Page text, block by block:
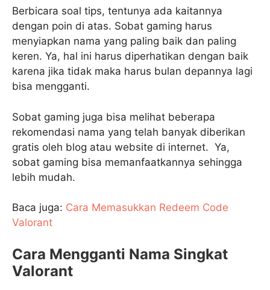
Berbicara soal tips, tentunya ada kaitannya
dengan poin di atas. Sobat gaming harus
menyiapkan nama yang paling baik dan paling
keren. Ya, hal ini harus diperhatikan dengan baik
karena jika tidak maka harus bulan depannya lagi
bisa mengganti.
Sobat gaming juga bisa melihat beberapa
rekomendasi nama yang telah banyak diberikan
gratis oleh blog atau website di internet. Ya,
sobat gaming bisa memanfaatkannya sehingga
lebih mudah.
Baca juga: Cara Memasukkan Redeem Code
Valorant
Cara Mengganti Nama Singkat
Valorant